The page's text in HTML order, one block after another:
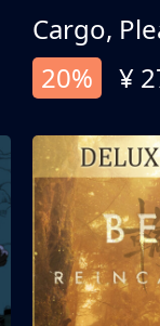
Cargo,
20%
¥